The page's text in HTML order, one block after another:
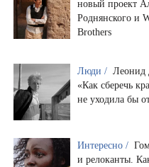
новый проект
Роднянского и
Brothers
Люди / Леонид
«Как сберечь
не уходила бы
Интересно /
и релоканты.